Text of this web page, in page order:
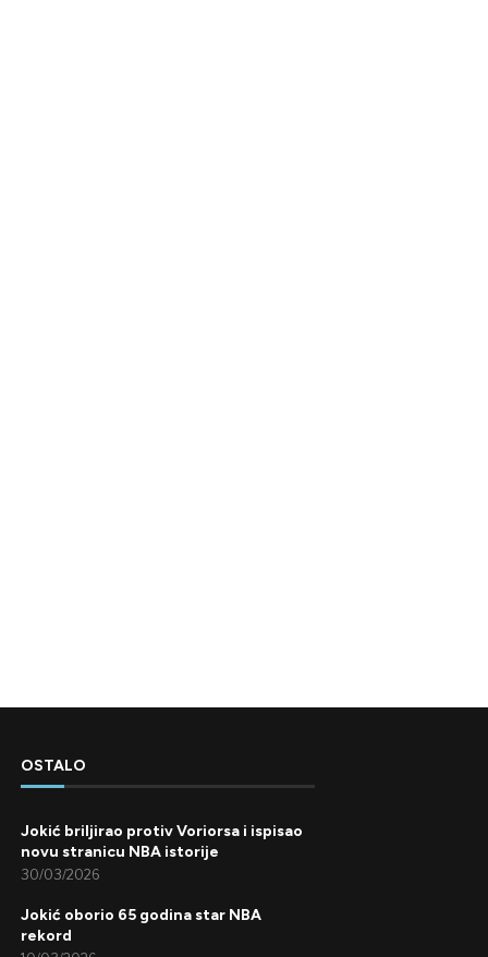
OSTALO
Jokić briljirao protiv Voriorsa i ispisao
novu stranicu NBA istorije
30/03/2026
Jokić oborio 65 godina star NBA
rekord